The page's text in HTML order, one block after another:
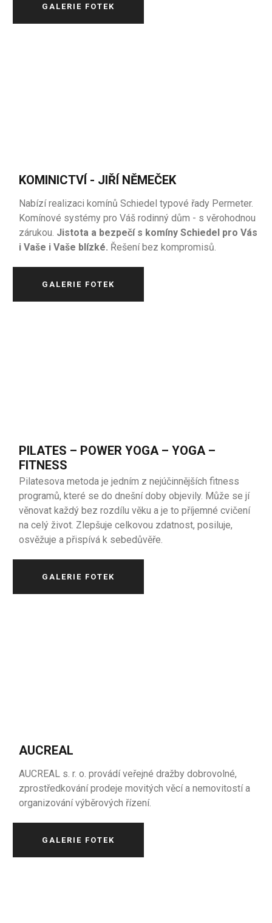
GALERIE FOTEK
KOMINICTVÍ - JIŘÍ NĚMEČEK
Nabízí realizaci komínů Schiedel typové řady Permeter.
Komínové systémy pro Váš rodinný dům - s věrohodnou
zárukou. Jistota a bezpečí s komíny Schiedel pro Vás
i Vaše i Vaše blízké. Řešení bez kompromisů.
GALERIE FOTEK
PILATES – POWER YOGA – YOGA –
FITNESS
Pilatesova metoda je jedním z nejúčinnějších fitness
programů, které se do dnešní doby objevily. Může se jí
věnovat každý bez rozdílu věku a je to příjemné cvičení
na celý život. Zlepšuje celkovou zdatnost, posiluje,
osvěžuje a přispívá k sebedůvěře.
GALERIE FOTEK
AUCREAL
AUCREAL s. r. o. provádí veřejné dražby dobrovolné,
zprostředkování prodeje movitých věcí a nemovitostí a
organizování výběrových řízení.
GALERIE FOTEK